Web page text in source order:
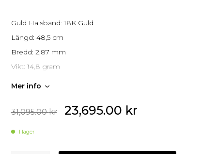
Guld Halsband: 18K Guld
Längd: 48,5 cm
Bredd: 2,87 mm
Vikt: 14,8 gram
genomgått en fullständig kontroll och rengöring.
Mer info
31,095.00kr 23,695.00 kr
I lager